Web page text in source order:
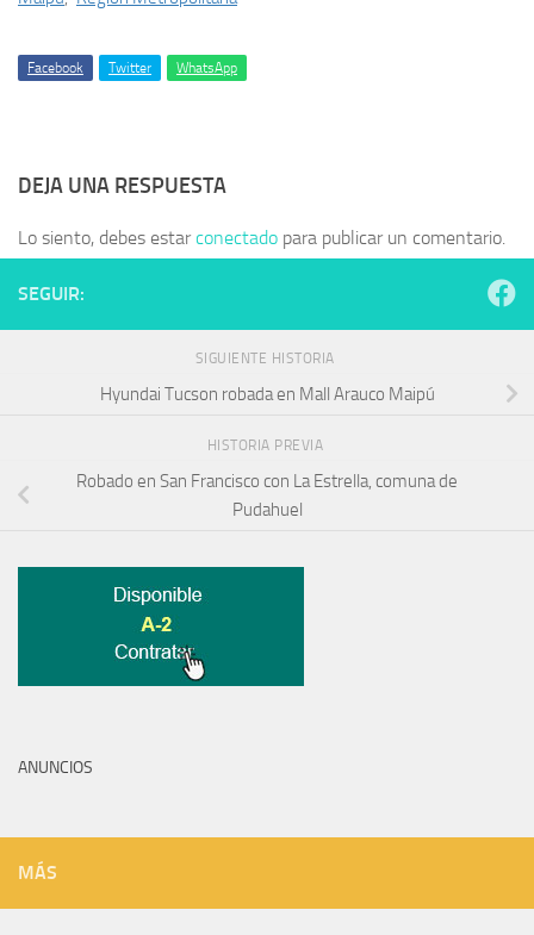
Facebook Twitter WhatsApp
DEJA UNA RESPUESTA
Lo siento, debes estarconectado para publicar un comentario.
SEGUIR:
SIGUIENTE HISTORIA
Hyundai Tucson robada en Mall Arauco Maipú
HISTORIA PREVIA
Robado en San Francisco con La Estrella, comuna de
Pudahuel
ANUNCIOS
MÁS